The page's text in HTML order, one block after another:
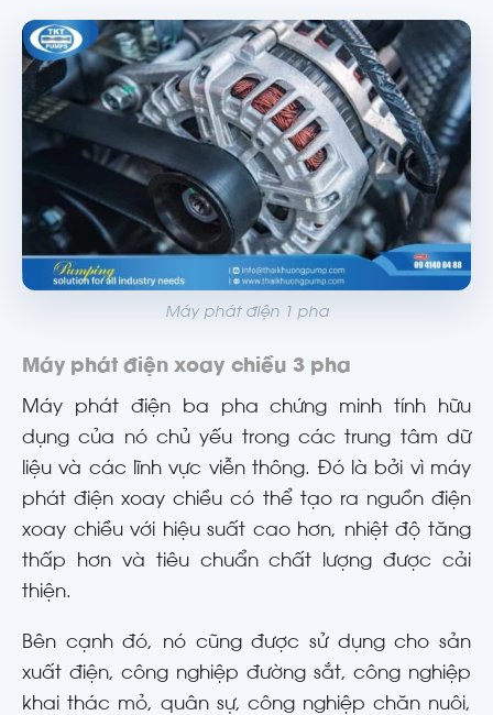
Máy phát điện 1 pha
Máy phát điện xoay chiều 3 pha
Máy phát điện ba pha chứng minh tính hữu
dụng của nó chủ yếu trong các trung tâm dữ
liệu và các lĩnh vực viễn thông. Đó là bởi vì máy
phát điện xoay chiều có thể tạo ra nguồn điện
xoay chiều với hiệu suất cao hơn, nhiệt độ tăng
thấp hơn và tiêu chuẩn chất lượng được cải
thiện.
Bên cạnh đó, nó cũng được sử dụng cho sản
xuất điện, công nghiệp đường sắt, công nghiệp
khai thác mỏ, quân sự, công nghiệp chăn nuôi,